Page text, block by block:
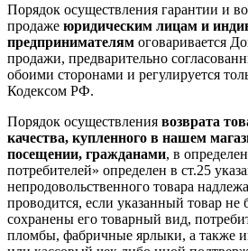
Порядок осуществления гарантии и
продаже юридическим лицам и
предпринимателям оговаривается
продажи, предварительно
обоими сторонами и регулируется
Кодексом РФ.
Порядок осуществления возврата
качества, купленного в нашем
посещении, гражданами, в
потребителей» определен в ст.25
непродовольственного товара
проводится, если указанный товар не
сохранены его товарный вид,
пломбы, фабричные ярлыки, а также